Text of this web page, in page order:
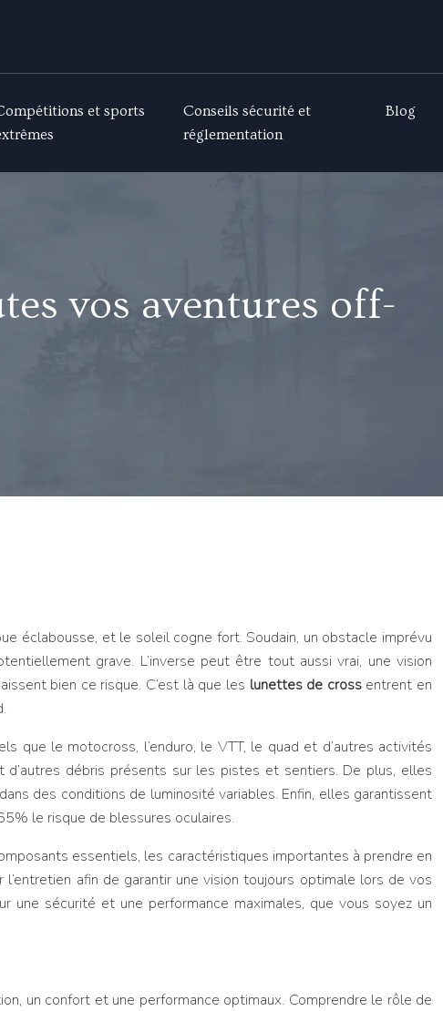
et sports
Conseils sécurité et
réglementation
Blog
vos aventures off-
éclabousse, et le soleil cogne fort. Soudain, un obstacle imprévu
grave. L’inverse peut être tout aussi vrai, une vision
bien ce risque. C’est là que les lunettes de cross entrent en
le motocross, l’enduro, le VTT, le quad et d’autres activités
débris présents sur les pistes et sentiers. De plus, elles
des conditions de luminosité variables. Enfin, elles garantissent
le risque de blessures oculaires.
essentiels, les caractéristiques importantes à prendre en
afin de garantir une vision toujours optimale lors de vos
sécurité et une performance maximales, que vous soyez un
un confort et une performance optimaux. Comprendre le rôle de